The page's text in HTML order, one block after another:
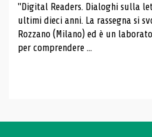
"Digital Readers. Dialoghi sulla
ultimi dieci anni. La rassegna si
Rozzano (Milano) ed è un
per comprendere ...